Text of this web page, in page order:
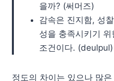
을까? (써머즈)
감속은 진지함, 성
성을 충족시키기
조건이다. (deulpul)
정도의 차이는 있으나 많